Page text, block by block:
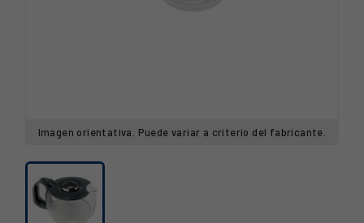
Imagen orientativa. Puede variar a criterio del fabricante.